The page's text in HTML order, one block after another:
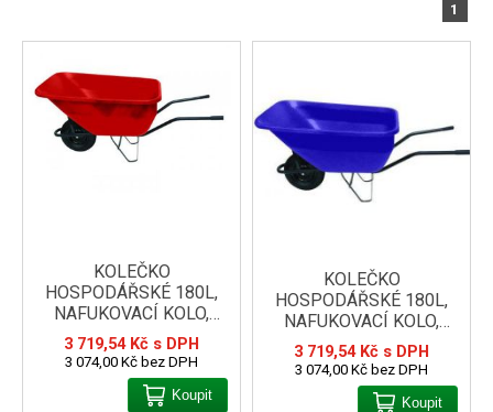
1
KOLEČKO
HOSPODÁŘSKÉ 180L,
NAFUKOVACÍ KOLO,
ČERVENÁ KORBA
3 719,54 Kč s DPH
3 074,00 Kč bez DPH
Koupit
KOLEČKO
HOSPODÁŘSKÉ 180L,
NAFUKOVACÍ KOLO,
MODRÁ KORBA
3 719,54 Kč s DPH
3 074,00 Kč bez DPH
Koupit